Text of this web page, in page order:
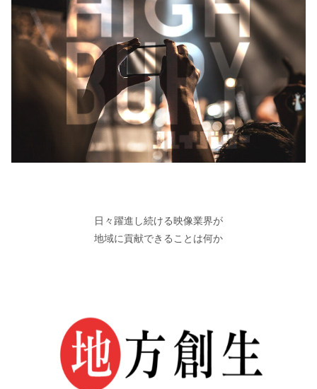
日々躍進し続ける映像業界が
地域に貢献できることは何か